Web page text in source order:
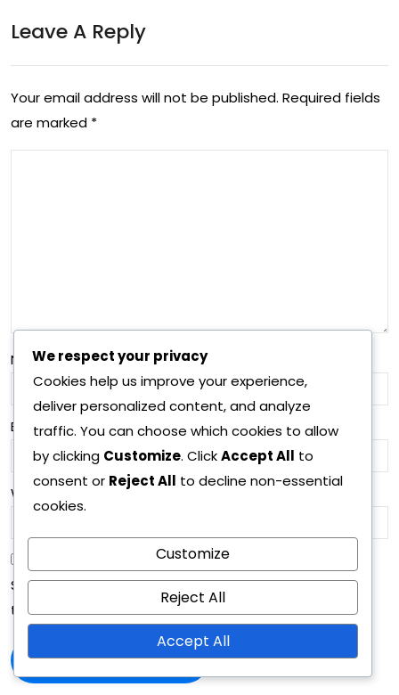
Club World Cup 2023
Leave A Reply
Your email address will not be published. Required fields
are marked *
Name*
Email*
Website
Save my name, email, and website in this browser for
the next time I comment.
We respect your privacy
Cookies help us improve your experience,
deliver personalized content, and analyze
traffic. You can choose which cookies to allow
by clicking Customize. ClickAccept All to
consent or Reject All to decline non-essential
cookies.
Customize
Reject All
Accept All